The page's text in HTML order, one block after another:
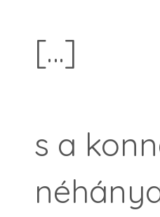
[…]
s a